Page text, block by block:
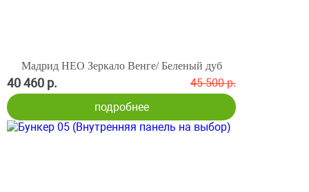
Мадрид НЕО Зеркало Венге/ Беленый дуб
40 460 р.
45 500 р.
подробнее